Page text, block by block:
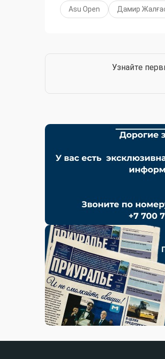
Asu Open Дамир
Узнайте